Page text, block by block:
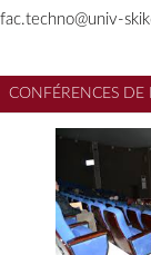
fac.techno@univ-
CONFÉRENCES DE